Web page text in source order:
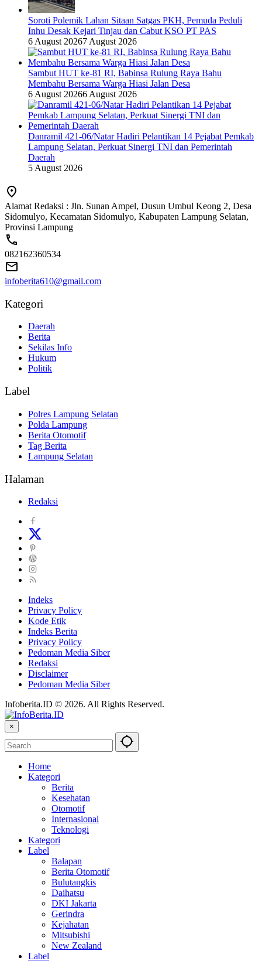
Soroti Polemik Lahan Sitaan Satgas PKH, Pemuda Peduli
Inhu Desak Kejari Tinjau dan Cabut KSO PT PAS
6 August 20267 August 2026
Sambut HUT ke-81 RI, Babinsa Rulung Raya Bahu
Membahu Bersama Warga Hiasi Jalan Desa
6 August 20266 August 2026
Danramil 421-06/Natar Hadiri Pelantikan 14 Pejabat Pemkab
Lampung Selatan, Perkuat Sinergi TNI dan Pemerintah
Daerah
5 August 2026
Alamat Redaksi : Jln. Sunan Ampel, Dusun Umbul Keong 2, Desa
Sidomulyo, Kecamatan Sidomulyo, Kabupaten Lampung Selatan,
Provinsi Lampung
082162360534
infoberita610@gmail.com
Kategori
Daerah
Berita
Sekilas Info
Hukum
Politik
Label
Polres Lampung Selatan
Polda Lampung
Berita Otomotif
Tag Berita
Lampung Selatan
Halaman
Redaksi
Indeks
Privacy Policy
Kode Etik
Indeks Berita
Privacy Policy
Pedoman Media Siber
Redaksi
Disclaimer
Pedoman Media Siber
Infoberita.ID © 2026. All Rights Reserved.
×
Home
Kategori
Berita
Kesehatan
Otomotif
Internasional
Teknologi
Kategori
Label
Balapan
Berita Otomotif
Bulutangkis
Daihatsu
DKI Jakarta
Gerindra
Kejahatan
Mitsubishi
New Zealand
Label